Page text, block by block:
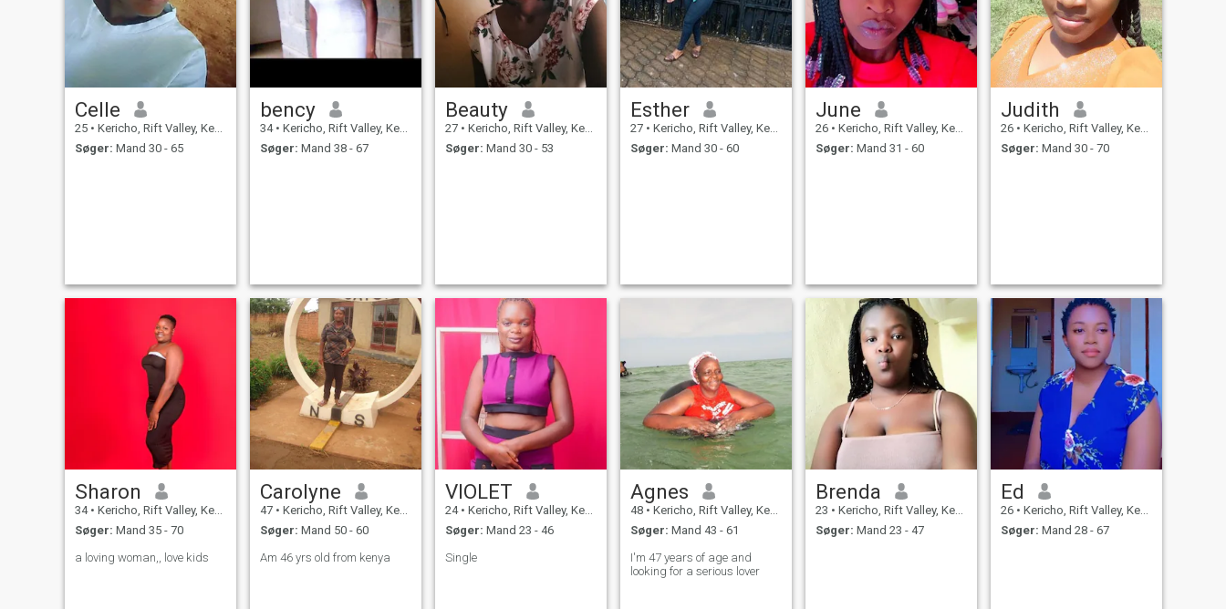
Celle
25 • Kericho, Rift Valley, Kenya
Søger: Mand 30 - 65
bency
34 • Kericho, Rift Valley, Kenya
Søger: Mand 38 - 67
Beauty
27 • Kericho, Rift Valley, Kenya
Søger: Mand 30 - 53
Esther
27 • Kericho, Rift Valley, Kenya
Søger: Mand 30 - 60
June
26 • Kericho, Rift Valley, Kenya
Søger: Mand 31 - 60
Judith
26 • Kericho, Rift Valley, Kenya
Søger: Mand 30 - 70
Sharon
34 • Kericho, Rift Valley, Kenya
Søger: Mand 35 - 70
a loving woman,, love kids
Carolyne
47 • Kericho, Rift Valley, Kenya
Søger: Mand 50 - 60
Am 46 yrs old from kenya
VIOLET
24 • Kericho, Rift Valley, Kenya
Søger: Mand 23 - 46
Single
Agnes
48 • Kericho, Rift Valley, Kenya
Søger: Mand 43 - 61
I'm 47 years of age and
looking for a serious lover
Brenda
23 • Kericho, Rift Valley, Kenya
Søger: Mand 23 - 47
Ed
26 • Kericho, Rift Valley, Kenya
Søger: Mand 28 - 67